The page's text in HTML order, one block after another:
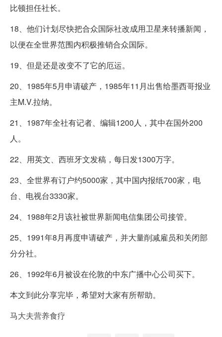
比顿担任社长。
18、他们计划尽快把合众国际社改成用卫星来转播新闻，
以便在全世界范围内积极推销合众国际。
19、但是还是改变不了它的厄运。
20、1985年5月申请破产，1985年11月出售给墨西哥报业
主M.V.拉纳。
21、1987年全社有记者、编辑1200人，其中在国外200
人。
22、用英文、西班牙文发稿，每日发1300万字。
23、全世界有订户约5000家，其中国内报纸700家，电
台、电视台3330家。
24、1988年2月该社被世界新闻电信集团公司接管。
25、1991年8月再度申请破产，并大量削减雇员和关闭部
分分社。
26、1992年6月被设在伦敦的中东广播中心公司买下。
本文到此分享完毕，希望对大家有所帮助。
马大夫营养食疗